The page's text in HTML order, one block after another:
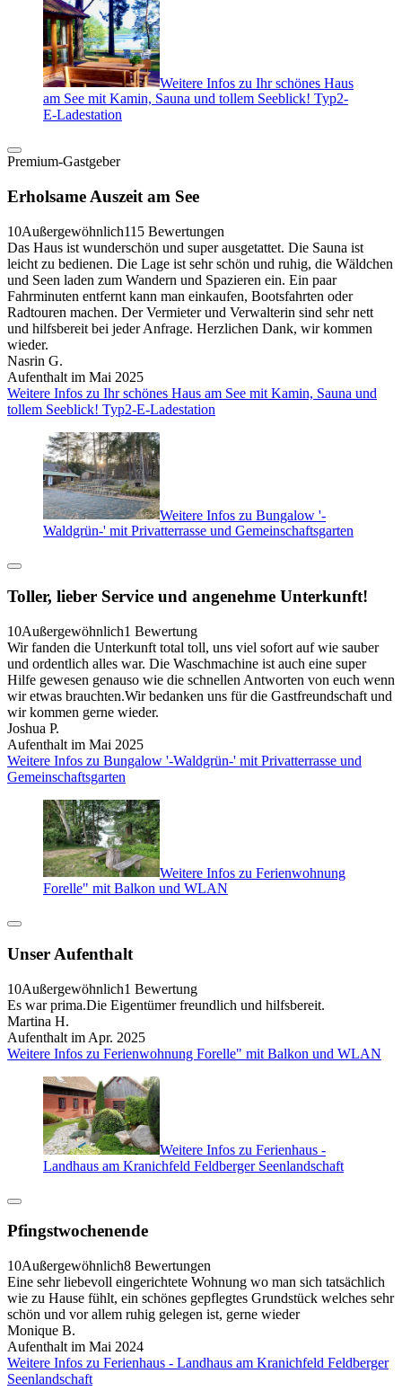
Weitere Infos zu Ihr schönes Haus
am See mit Kamin, Sauna und tollem Seeblick! Typ2-
E-Ladestation
Premium-Gastgeber
Erholsame Auszeit am See
10Außergewöhnlich115 Bewertungen
Das Haus ist wunderschön und super ausgetattet. Die Sauna ist
leicht zu bedienen. Die Lage ist sehr schön und ruhig, die Wäldchen
und Seen laden zum Wandern und Spazieren ein. Ein paar
Fahrminuten entfernt kann man einkaufen, Bootsfahrten oder
Radtouren machen. Der Vermieter und Verwalterin sind sehr nett
und hilfsbereit bei jeder Anfrage. Herzlichen Dank, wir kommen
wieder.
Nasrin G.
Aufenthalt im Mai 2025
Weitere Infos zu Ihr schönes Haus am See mit Kamin, Sauna und
tollem Seeblick! Typ2-E-Ladestation
Weitere Infos zu Bungalow '-
Waldgrün-' mit Privatterrasse und Gemeinschaftsgarten
Toller, lieber Service und angenehme Unterkunft!
10Außergewöhnlich1 Bewertung
Wir fanden die Unterkunft total toll, uns viel sofort auf wie sauber
und ordentlich alles war. Die Waschmachine ist auch eine super
Hilfe gewesen genauso wie die schnellen Antworten von euch wenn
wir etwas brauchten.Wir bedanken uns für die Gastfreundschaft und
wir kommen gerne wieder.
Joshua P.
Aufenthalt im Mai 2025
Weitere Infos zu Bungalow '-Waldgrün-' mit Privatterrasse und
Gemeinschaftsgarten
Weitere Infos zu Ferienwohnung
Forelle" mit Balkon und WLAN
Unser Aufenthalt
10Außergewöhnlich1 Bewertung
Es war prima.Die Eigentümer freundlich und hilfsbereit.
Martina H.
Aufenthalt im Apr. 2025
Weitere Infos zu Ferienwohnung Forelle" mit Balkon und WLAN
Weitere Infos zu Ferienhaus -
Landhaus am Kranichfeld Feldberger Seenlandschaft
Pfingstwochenende
10Außergewöhnlich8 Bewertungen
Eine sehr liebevoll eingerichtete Wohnung wo man sich tatsächlich
wie zu Hause fühlt, ein schönes gepflegtes Grundstück welches sehr
schön und vor allem ruhig gelegen ist, gerne wieder
Monique B.
Aufenthalt im Mai 2024
Weitere Infos zu Ferienhaus - Landhaus am Kranichfeld Feldberger
Seenlandschaft